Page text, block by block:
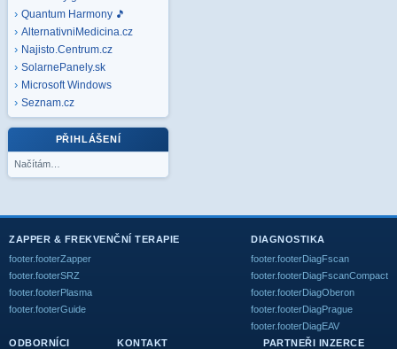
Quantum Harmony 🎵
AlternativniMedicina.cz
Najisto.Centrum.cz
SolarnePanely.sk
Microsoft Windows
Seznam.cz
PŘIHLÁŠENÍ
Načítám…
ZAPPER & FREKVENČNÍ TERAPIE
footer.footerZapper
footer.footerSRZ
footer.footerPlasma
footer.footerGuide
DIAGNOSTIKA
footer.footerDiagFscan
footer.footerDiagFscanCompact
footer.footerDiagOberon
footer.footerDiagPrague
footer.footerDiagEAV
ODBORNÍCI
KONTAKT PARTNEŘI INZERCE